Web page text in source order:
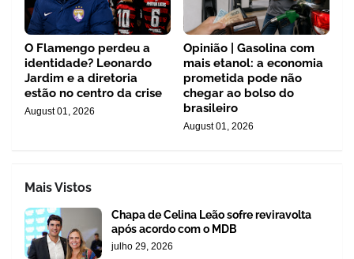
O Flamengo perdeu a
identidade? Leonardo
Jardim e a diretoria
estão no centro da crise
August 01, 2026
Opinião | Gasolina com
mais etanol: a economia
prometida pode não
chegar ao bolso do
brasileiro
August 01, 2026
Mais Vistos
Chapa de Celina Leão sofre reviravolta
após acordo com o MDB
julho 29, 2026